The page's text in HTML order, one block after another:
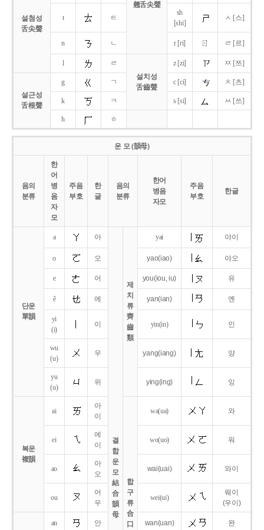
翹舌尖聲
설첨성
舌尖聲
t ㅌ
sh
[shi]
ㅅ [스]
n ㄴ r [ri] ㄖ ㄹ [르]
l
ㄹ
설치성
舌齒聲
z [zi] ㅉ [쯔]
설근성
舌根聲
g ㄱ c [ci] ㅊ [츠]
k ㅋ s [si] ㅆ [쓰]
h ㅎ
운 모 (韻母)
음의
분류
한
어
병
음
자
모
주음
부호
한
글
음의
분류
한어
병음
자모
주음
부호
한글
단운
單韻
a 아
결
합
운
모
結
合
韻
母
제
치
류
齊
齒
類
yai 야이
o 오 yao(iao) 야오
e 어 you(iou,iu) 유
ê 에 yan(ian) 옌
yi
(i)
이 yin(in) 인
wu
(u)
우 yang(iang) 양
yu
(u)
위 ying(ing) 잉
복운
複韻
ai
아
이
합
구
류
合
口
wa(ua) 와
ei
에
이
wo(uo) 워
ao
아
오
wai(uai) 와이
ou
어
우
wei(ui)
웨이
(우이)
an 안 wan(uan) 완